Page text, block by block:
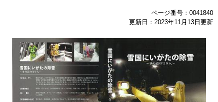
ページ番号：0041840
更新日：2023年11月13日更新